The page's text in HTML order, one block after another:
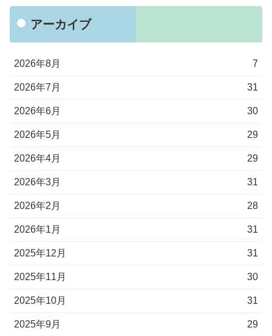
アーカイブ
2026年8月 7
2026年7月 31
2026年6月 30
2026年5月 29
2026年4月 29
2026年3月 31
2026年2月 28
2026年1月 31
2025年12月 31
2025年11月 30
2025年10月 31
2025年9月 29